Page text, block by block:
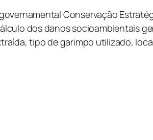
Conservação
dos danos socioambientais
tipo de garimpo utilizado,